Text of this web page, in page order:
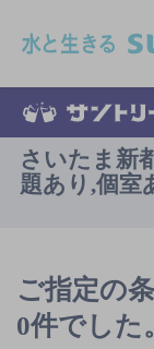
さいたま新
題あり,個室
ご指定の
0件でした